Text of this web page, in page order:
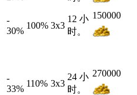
-
30%
100% 3x3
12 小
时。
150000
-
33%
110% 3x3
24 小
时。
270000